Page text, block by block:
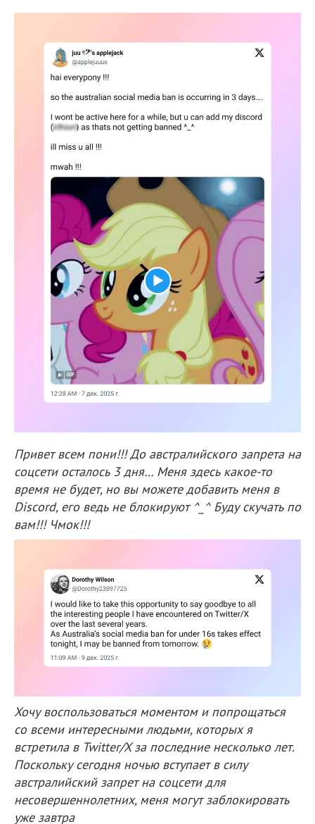
Привет всем пони!!! До австралийского запрета на
соцсети осталось 3 дня… Меня здесь какое-то
время не будет, но вы можете добавить меня в
Discord, его ведь не блокируют ^_^ Буду скучать по
вам!!! Чмок!!!
Хочу воспользоваться моментом и попрощаться
со всеми интересными людьми, которых я
встретила в Twitter/X за последние несколько лет.
Поскольку сегодня ночью вступает в силу
австралийский запрет на соцсети для
несовершеннолетних, меня могут заблокировать
уже завтра